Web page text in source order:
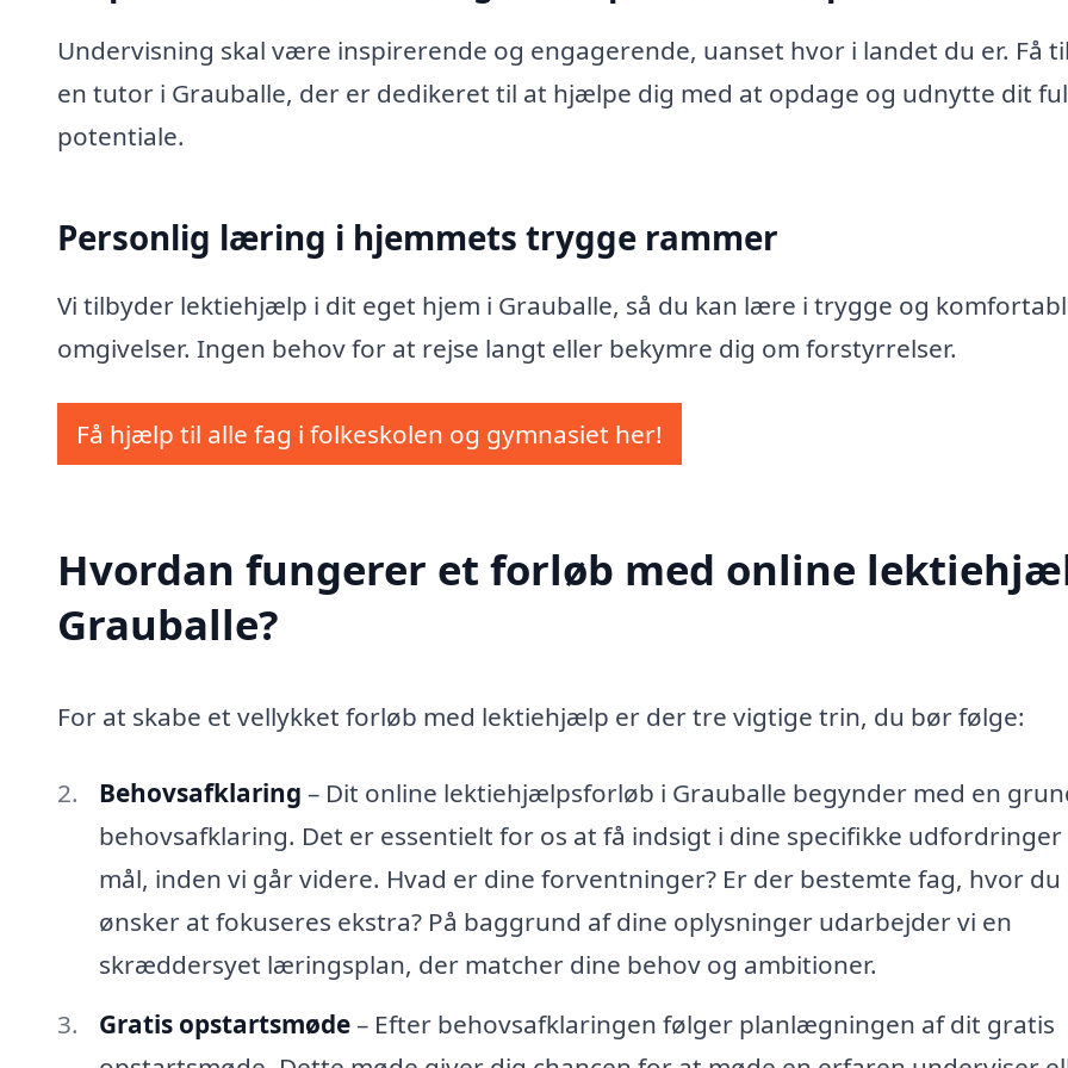
Undervisning skal være inspirerende og engagerende, uanset hvor i landet du er. Få
en tutor i Grauballe, der er dedikeret til at hjælpe dig med at opdage og udnytte dit
potentiale.
Personlig læring i hjemmets trygge rammer
Vi tilbyder lektiehjælp i dit eget hjem i Grauballe, så du kan lære i trygge og
omgivelser. Ingen behov for at rejse langt eller bekymre dig om forstyrrelser.
Få hjælp til alle fag i folkeskolen og gymnasiet her!
Hvordan fungerer et forløb med online
Grauballe?
For at skabe et vellykket forløb med lektiehjælp er der tre vigtige trin, du bør følge:
Behovsafklaring – Dit online lektiehjælpsforløb i Grauballe begynder med en
behovsafklaring. Det er essentielt for os at få indsigt i dine specifikke udfordringer
mål, inden vi går videre. Hvad er dine forventninger? Er der bestemte fag, hvor du
ønsker at fokuseres ekstra? På baggrund af dine oplysninger udarbejder vi en
skræddersyet læringsplan, der matcher dine behov og ambitioner.
Gratis opstartsmøde– Efter behovsafklaringen følger planlægningen af dit gratis